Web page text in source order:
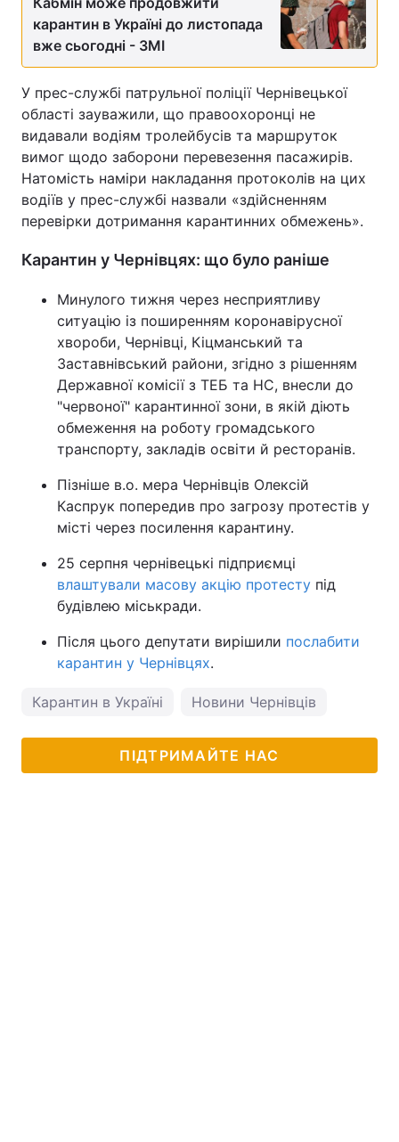
карантин в Україні до листопада
вже сьогодні - ЗМІ
У прес-службі патрульної поліції Чернівецької
області зауважили, що правоохоронці не
видавали водіям тролейбусів та маршруток
вимог щодо заборони перевезення пасажирів.
Натомість наміри накладання протоколів на цих
водіїв у прес-службі назвали «здійсненням
перевірки дотримання карантинних обмежень».
Карантин у Чернівцях: що було раніше
Минулого тижня через несприятливу
ситуацію із поширенням коронавірусної
хвороби, Чернівці, Кіцманський та
Заставнівський райони, згідно з рішенням
Державної комісії з ТЕБ та НС, внесли до
"червоної" карантинної зони, в якій діють
обмеження на роботу громадського
транспорту, закладів освіти й ресторанів.
Пізніше в.о. мера Чернівців Олексій
Каспрук попередив про загрозу протестів у
місті через посилення карантину.
25 серпня чернівецькі підприємці
влаштували масову акцію протесту під
будівлею міськради.
Після цього депутати вирішили послабити
карантин у Чернівцях.
Карантин в Україні Новини Чернівців
ПІДТРИМАЙТЕ НАС